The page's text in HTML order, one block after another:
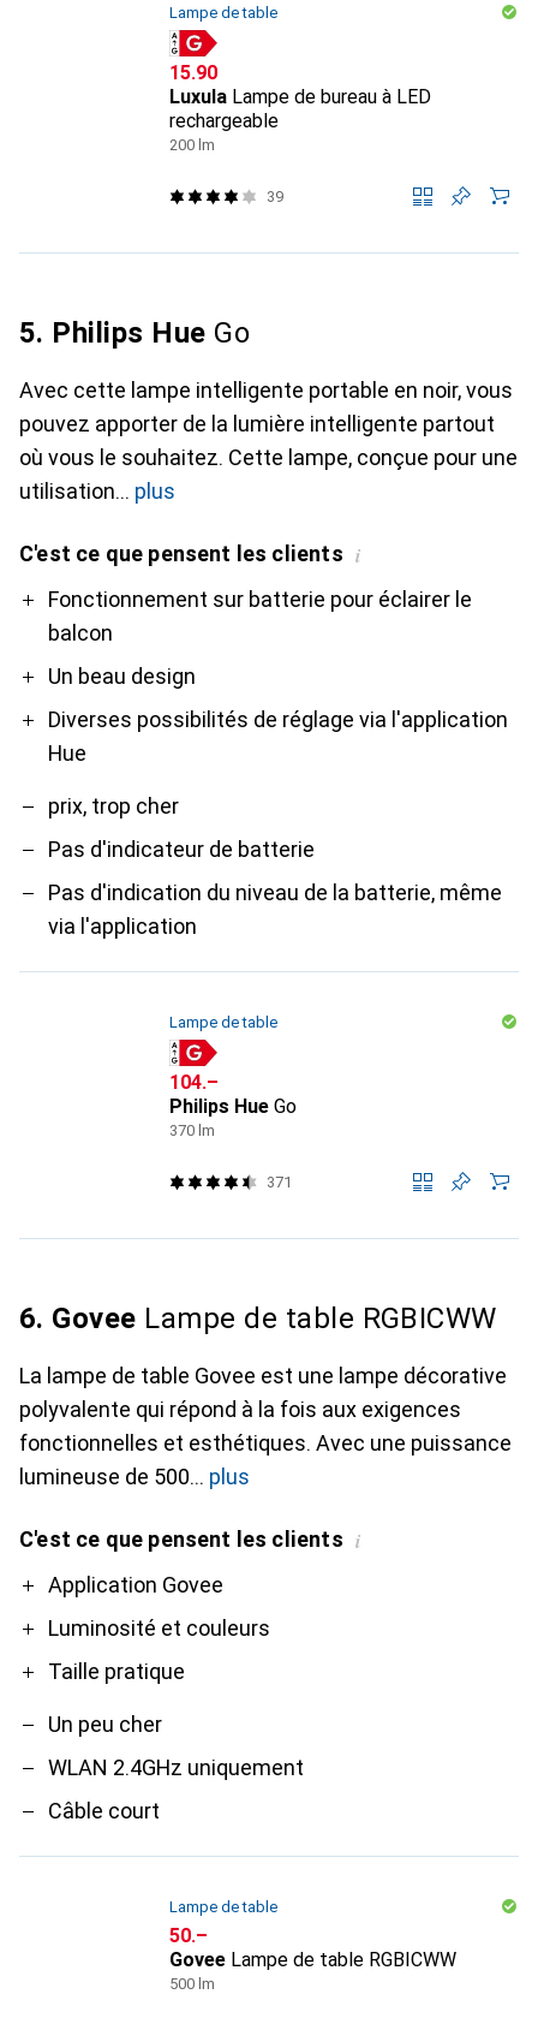
Lampe de table
CHF
15.90
Luxula Lampe de bureau à LED
rechargeable
200 lm
39
5. Philips Hue Go
Avec cette lampe intelligente portable en noir, vous
pouvez apporter de la lumière intelligente partout
où vous le souhaitez. Cette lampe, conçue pour une
utilisation
plus
C'est ce que pensent les clients i
ProFonctionnement sur batterie pour éclairer le
balcon
Un beau design
Diverses possibilités de réglage via l'application
Hue
Contre
prix, trop cher
Pas d'indicateur de batterie
Pas d'indication du niveau de la batterie, même
via l'application
Lampe de table
CHF
104.–
Philips Hue Go
370 lm
371
6. Govee Lampe de table RGBICWW
La lampe de table Govee est une lampe décorative
polyvalente qui répond à la fois aux exigences
fonctionnelles et esthétiques. Avec une puissance
lumineuse de 500
plus
C'est ce que pensent les clients i
ProApplication Govee
Luminosité et couleurs
Taille pratique
Contre
Un peu cher
WLAN 2.4GHz uniquement
Câble court
Lampe de table
CHF
50.–
Govee Lampe de table RGBICWW
500 lm